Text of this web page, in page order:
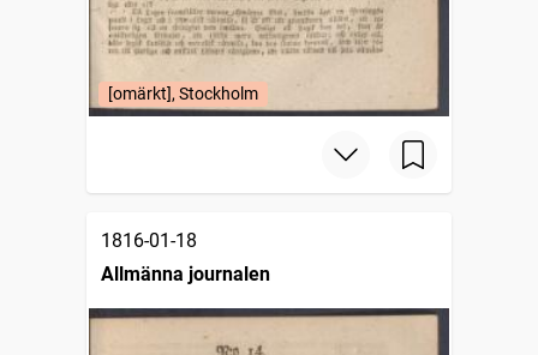
[omärkt], Stockholm
1816-01-18
Allmänna journalen